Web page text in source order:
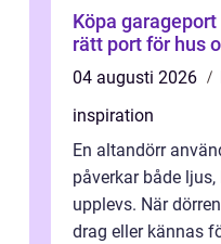
Köpa garageport
rätt port för hus
04 augusti 2026
inspiration
En altandörr
påverkar både
upplevs. När
drag eller kännas